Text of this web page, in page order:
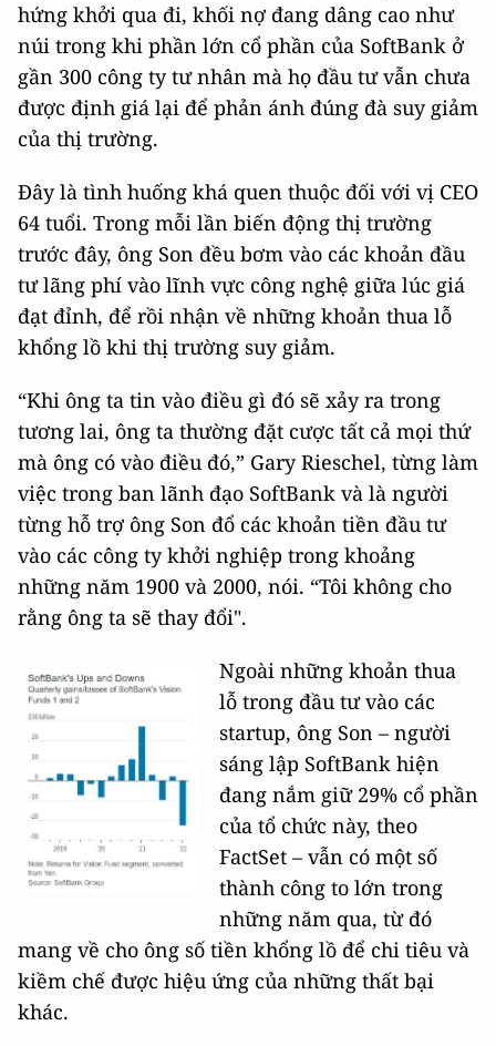
hứng khởi qua đi, khối nợ đang dâng cao như
núi trong khi phần lớn cổ phần của SoftBank ở
gần 300 công ty tư nhân mà họ đầu tư vẫn chưa
được định giá lại để phản ánh đúng đà suy giảm
của thị trường.
Đây là tình huống khá quen thuộc đối với vị CEO
64 tuổi. Trong mỗi lần biến động thị trường
trước đây, ông Son đều bơm vào các khoản đầu
tư lãng phí vào lĩnh vực công nghệ giữa lúc giá
đạt đỉnh, để rồi nhận về những khoản thua lỗ
khổng lồ khi thị trường suy giảm.
“Khi ông ta tin vào điều gì đó sẽ xảy ra trong
tương lai, ông ta thường đặt cược tất cả mọi thứ
mà ông có vào điều đó,” Gary Rieschel, từng làm
việc trong ban lãnh đạo SoftBank và là người
từng hỗ trợ ông Son đổ các khoản tiền đầu tư
vào các công ty khởi nghiệp trong khoảng
những năm 1900 và 2000, nói. “Tôi không cho
rằng ông ta sẽ thay đổi".
Ngoài những khoản thua
lỗ trong đầu tư vào các
startup, ông Son – người
sáng lập SoftBank hiện
đang nắm giữ 29% cổ phần
của tổ chức này, theo
FactSet – vẫn có một số
thành công to lớn trong
những năm qua, từ đó
mang về cho ông số tiền khổng lồ để chi tiêu và
kiềm chế được hiệu ứng của những thất bại
khác.